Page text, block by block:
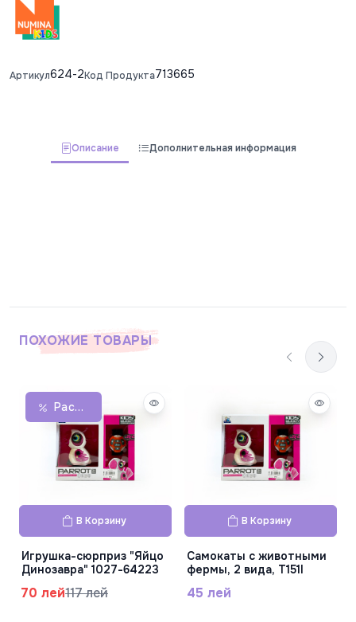
Артикул624-2Код Продукта713665
Описание Дополнительная информация
ПОХОЖИЕ ТОВАРЫ
Распродажа
В Корзину
Игрушка-сюрприз "Яйцо
Динозавра" 1027-64223
70 лей117 лей
В Корзину
Самокаты с животными
фермы, 2 вида, T151I
45 лей